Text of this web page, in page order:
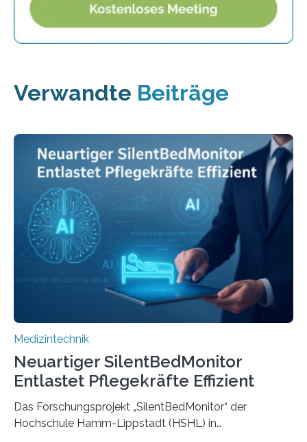
Verwandte Beiträge
Medizintechnik
Neuartiger SilentBedMonitor
Entlastet Pflegekräfte Effizient
Das Forschungsprojekt „SilentBedMonitor“ der
Hochschule Hamm-Lippstadt (HSHL) in